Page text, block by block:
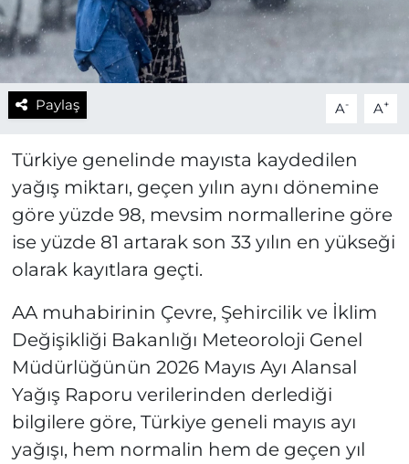
Paylaş A- A+
Türkiye genelinde mayısta kaydedilen
yağış miktarı, geçen yılın aynı dönemine
göre yüzde 98, mevsim normallerine göre
ise yüzde 81 artarak son 33 yılın en yükseği
olarak kayıtlara geçti.
AA muhabirinin Çevre, Şehircilik ve İklim
Değişikliği Bakanlığı Meteoroloji Genel
Müdürlüğünün 2026 Mayıs Ayı Alansal
Yağış Raporu verilerinden derlediği
bilgilere göre, Türkiye geneli mayıs ayı
yağışı, hem normalin hem de geçen yıl